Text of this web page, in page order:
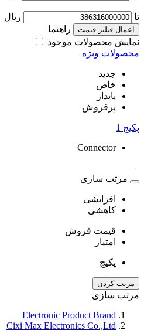
تا ریال
اعمال فیلتر قیمت
راهنما
نمایش محصولات موجود
محصولات ویژه
جدید
خاص
پایدار
پرفروش
پکیج 1
Connector
=
مرتب سازی
افزایشی
کاهشی
قیمت فروش
امتیاز
پکیج
مرتب کردن
مرتب سازی
Electronic Product Brand
Cixi Max Electronics Co.,Ltd